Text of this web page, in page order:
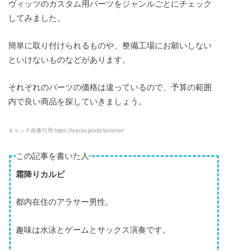
ヴィッツのカスタム用パーツをジャンルごとにチェック
してみました。
簡単に取り付けられるものや、整備工場にお願いしない
といけないものなどがあります。
それぞれのパーツの価格は違っているので、予算の範囲
内で良い商品を探していきましょう。
キャッチ画像引用:https://toyota.jp/vitz/exterior/
この記事を書いた人
霜降りカルビ
都内在住のアラサー男性。
趣味は水泳とゲームとサックス演奏です。